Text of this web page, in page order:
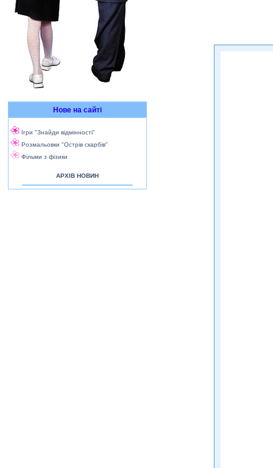
Нове на сайті
Ігри "Знайди відмінності"
Розмальовки "Острів скарбів"
Фільми з фізики
АРХІВ НОВИН